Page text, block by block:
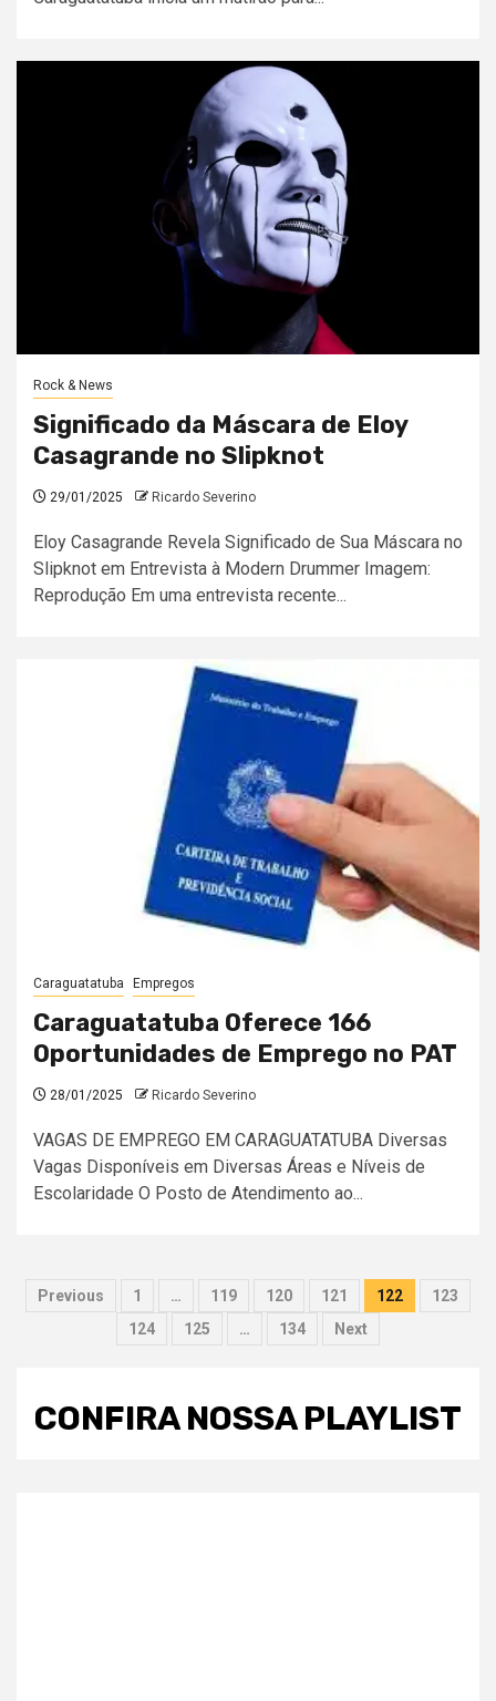
Rock & News
Significado da Máscara de Eloy
Casagrande no Slipknot
29/01/2025 Ricardo Severino
Eloy Casagrande Revela Significado de Sua Máscara no
Slipknot em Entrevista à Modern Drummer Imagem:
Reprodução Em uma entrevista recente...
Caraguatatuba Empregos
Caraguatatuba Oferece 166
Oportunidades de Emprego no PAT
28/01/2025 Ricardo Severino
VAGAS DE EMPREGO EM CARAGUATATUBA Diversas
Vagas Disponíveis em Diversas Áreas e Níveis de
Escolaridade O Posto de Atendimento ao...
Paginação
Previous 1 … 119 120 121 122
123
124
125 … 134 Next
CONFIRA NOSSA PLAYLIST